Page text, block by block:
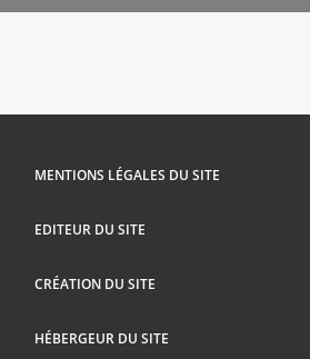
MENTIONS LÉGALES DU SITE
EDITEUR DU SITE
CRÉATION DU SITE
HÉBERGEUR DU SITE